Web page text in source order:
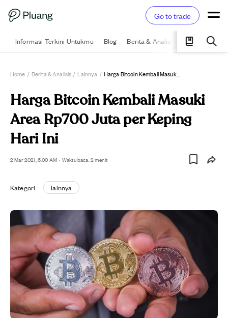
Go to trade
Informasi Terkini Untukmu Blog Berita & Analisis Pelajari
Home / Berita & Analisis / Lainnya / Harga Bitcoin Kembali Masuki Area Rp700 Juta Per Keping Hari Ini
Harga Bitcoin Kembali Masuki
Area Rp700 Juta per Keping
Hari Ini
2 Mar 2021, 6:00 AM · Waktu baca: 2 menit
Kategori lainnya